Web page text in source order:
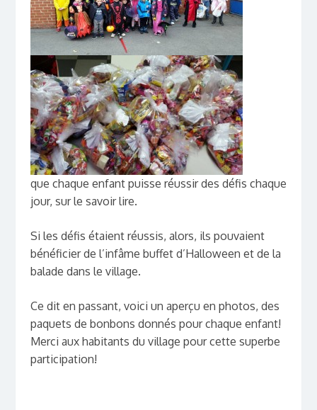
que chaque enfant puisse réussir des défis chaque
jour, sur le savoir lire.
Si les défis étaient réussis, alors, ils pouvaient
bénéficier de l’infâme buffet d’Halloween et de la
balade dans le village.
Ce dit en passant, voici un aperçu en photos, des
paquets de bonbons donnés pour chaque enfant!
Merci aux habitants du village pour cette superbe
participation!